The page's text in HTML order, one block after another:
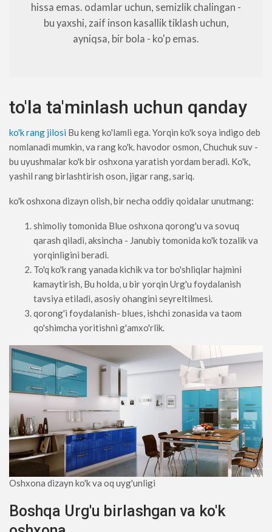
hissa emas. odamlar uchun, semizlik chalingan -
bu yaxshi, zaif inson kasallik tiklash uchun,
ayniqsa, bir bola - ko'p emas.
to'la ta'minlash uchun qanday
ko'k rang jilosi Bu keng ko'lamli ega. Yorqin ko'k soya indigo deb
nomlanadi mumkin, va rang ko'k. havodor osmon, Chuchuk suv -
bu uyushmalar ko'k bir oshxona yaratish yordam beradi. Ko'k,
yashil rang birlashtirish oson, jigar rang, sariq.
ko'k oshxona dizayn olish, bir necha oddiy qoidalar unutmang:
shimoliy tomonida Blue oshxona qorong'u va sovuq
qarash qiladi, aksincha - Janubiy tomonida ko'k tozalik va
yorqinligini beradi.
To'q ko'k rang yanada kichik va tor bo'shliqlar hajmini
kamaytirish, Bu holda, u bir yorqin Urg'u foydalanish
tavsiya etiladi, asosiy ohangini seyreltilmesi.
qorong'i foydalanish- blues, ishchi zonasida va taom
qo'shimcha yoritishni g'amxo'rlik.
Oshxona dizayn ko'k va oq uyg'unligi
Boshqa Urg'u birlashgan va ko'k